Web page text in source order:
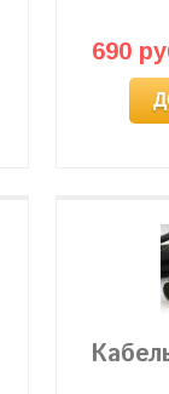
690